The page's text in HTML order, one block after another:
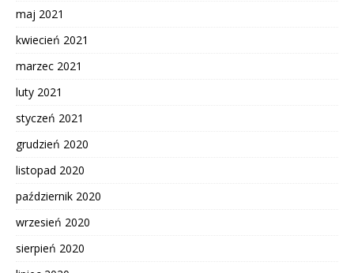
maj 2021
kwiecień 2021
marzec 2021
luty 2021
styczeń 2021
grudzień 2020
listopad 2020
październik 2020
wrzesień 2020
sierpień 2020